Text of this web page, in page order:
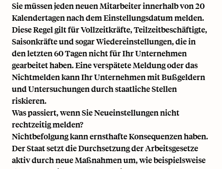
Sie müssen jeden neuen Mitarbeiter innerhalb von 20
Kalendertagen nach dem Einstellungsdatum melden.
Diese Regel gilt für Vollzeitkräfte, Teilzeitbeschäftigte,
Saisonkräfte und sogar Wiedereinstellungen, die in
den letzten 60 Tagen nicht für Ihr Unternehmen
gearbeitet haben. Eine verspätete Meldung oder das
Nichtmelden kann Ihr Unternehmen mit Bußgeldern
und Untersuchungen durch staatliche Stellen
riskieren.
Was passiert, wenn Sie Neueinstellungen nicht
rechtzeitig melden?
Nichtbefolgung kann ernsthafte Konsequenzen haben.
Der Staat setzt die Durchsetzung der Arbeitsgesetze
aktiv durch neue Maßnahmen um, wie beispielsweise